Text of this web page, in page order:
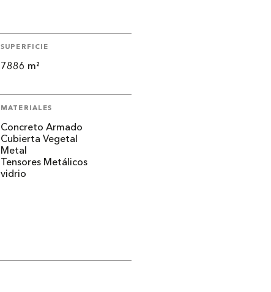
SUPERFICIE
7886 m²
MATERIALES
Concreto Armado
Cubierta Vegetal
Metal
Tensores Metálicos
vidrio